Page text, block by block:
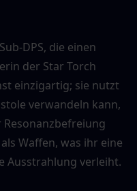
DPS, die einen
der Star Torch
einzigartig; sie nutzt
verwandeln kann,
Waffen, was ihr eine
Ausstrahlung verleiht.